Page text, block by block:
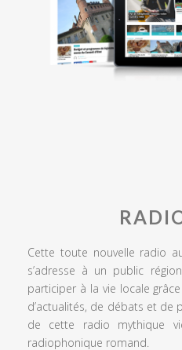
Cette toute nouvelle radio
s’adresse à un public
participer à la vie locale
d’actualités, de débats et de
de cette radio mythique
radiophonique romand.